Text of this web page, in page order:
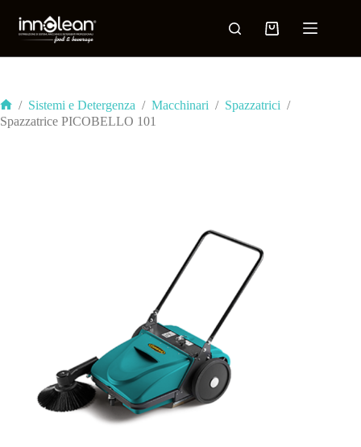
/ Sistemi e Detergenza / Macchinari / Spazzatrici /
Spazzatrice PICOBELLO 101